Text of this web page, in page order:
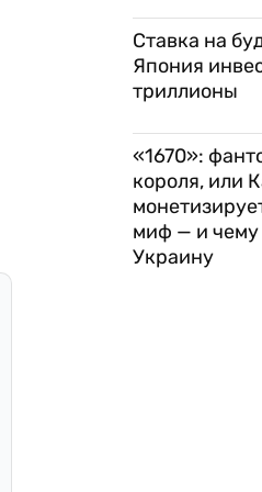
Ставка на
Япония
триллионы
«1670»:
короля, или
миф — и чему
Украину